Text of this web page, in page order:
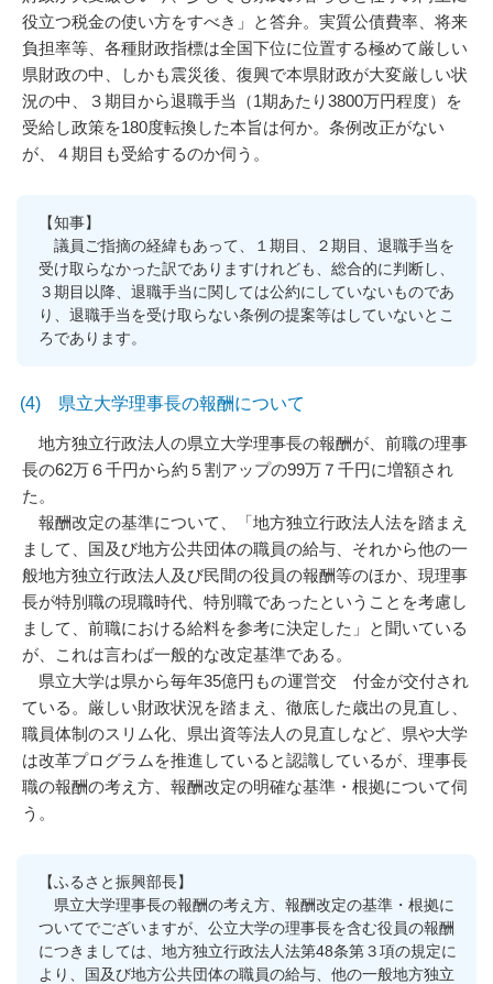
役立つ税金の使い方をすべき」と答弁。実質公債費率、将来
負担率等、各種財政指標は全国下位に位置する極めて厳しい
県財政の中、しかも震災後、復興で本県財政が大変厳しい状
況の中、３期目から退職手当（1期あたり3800万円程度）を
受給し政策を180度転換した本旨は何か。条例改正がない
が、４期目も受給するのか伺う。
【知事】
議員ご指摘の経緯もあって、１期目、２期目、退職手当を
受け取らなかった訳でありますけれども、総合的に判断し、
３期目以降、退職手当に関しては公約にしていないものであ
り、退職手当を受け取らない条例の提案等はしていないとこ
ろであります。
(4) 県立大学理事長の報酬について
地方独立行政法人の県立大学理事長の報酬が、前職の理事
長の62万６千円から約５割アップの99万７千円に増額され
た。
報酬改定の基準について、「地方独立行政法人法を踏まえ
まして、国及び地方公共団体の職員の給与、それから他の一
般地方独立行政法人及び民間の役員の報酬等のほか、現理事
長が特別職の現職時代、特別職であったということを考慮し
まして、前職における給料を参考に決定した」と聞いている
が、これは言わば一般的な改定基準である。
県立大学は県から毎年35億円もの運営交 付金が交付され
ている。厳しい財政状況を踏まえ、徹底した歳出の見直し、
職員体制のスリム化、県出資等法人の見直しなど、県や大学
は改革プログラムを推進していると認識しているが、理事長
職の報酬の考え方、報酬改定の明確な基準・根拠について伺
う。
【ふるさと振興部長】
県立大学理事長の報酬の考え方、報酬改定の基準・根拠に
ついてでございますが、公立大学の理事長を含む役員の報酬
につきましては、地方独立行政法人法第48条第３項の規定に
より、国及び地方公共団体の職員の給与、他の一般地方独立